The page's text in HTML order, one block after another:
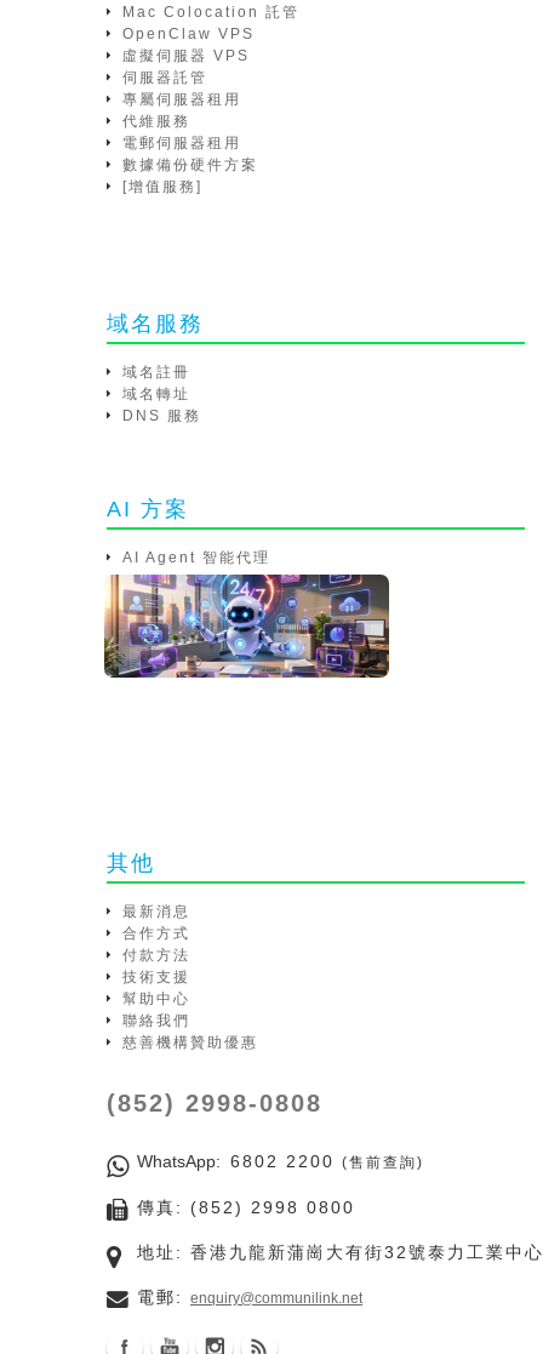
Mac Colocation 託管
OpenClaw VPS
虛擬伺服器 VPS
伺服器託管
專屬伺服器租用
代維服務
電郵伺服器租用
數據備份硬件方案
[增值服務]
域名服務
域名註冊
域名轉址
DNS 服務
AI 方案
AI Agent 智能代理
其他
最新消息
合作方式
付款方法
技術支援
幫助中心
聯絡我們
慈善機構贊助優惠
(852) 2998-0808
WhatsApp: 6802 2200 (售前查詢)
傳真: (852) 2998 0800
地址: 香港九龍新蒲崗大有街32號泰力工業中
電郵: enquiry@communilink.net